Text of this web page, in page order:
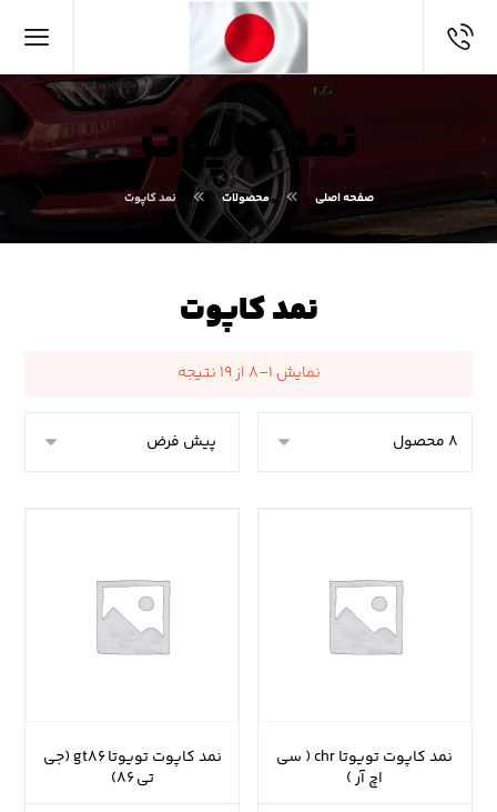
نمد کاپوت
صفحه اصلی محصولات نمد کاپوت
نمد کاپوت
نمایش ۱–۸ از ۱۹ نتیجه
نمد کاپوت تویوتا chr ( سی
اچ آر )
نمد کاپوت تویوتا gt۸۶ (جی
تی ۸۶)